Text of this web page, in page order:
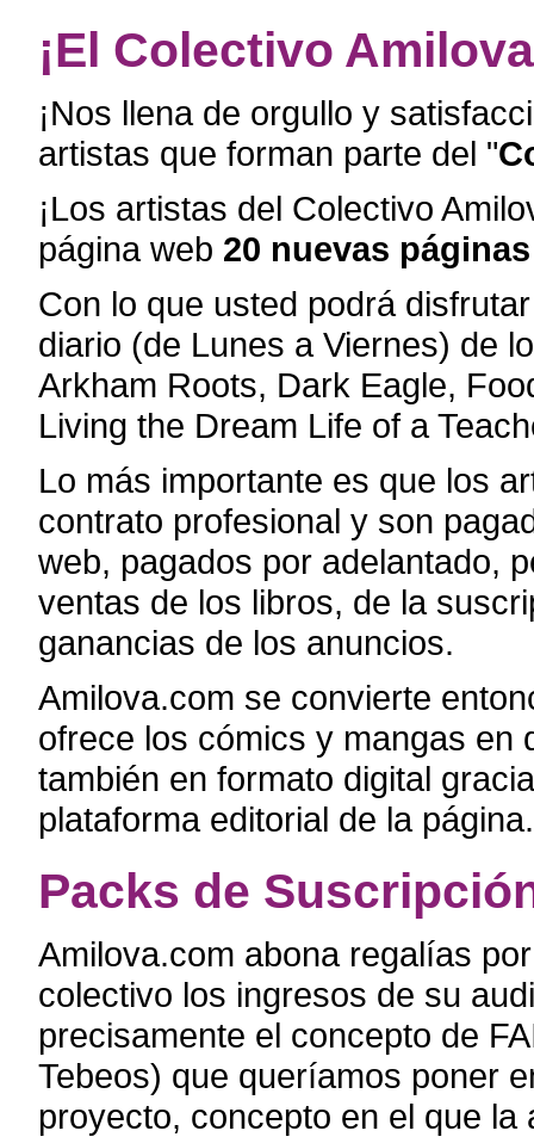
¡El Colectivo
¡Nos llena de orgullo y
artistas que forman parte del "
¡Los artistas del Colectivo
página web 20 nuevas
Con lo que usted podrá
diario (de Lunes a Viernes) de
Arkham Roots, Dark Eagle,
Living the Dream Life of a
Lo más importante es que los
contrato profesional y son
web, pagados por adelantado,
ventas de los libros, de la
ganancias de los anuncios.
Amilova.com se convierte
ofrece los cómics y mangas en
también en formato digital
plataforma editorial de la página.
Packs de
Amilova.com abona regalías
colectivo los ingresos de su
precisamente el concepto de
Tebeos) que queríamos poner
proyecto, concepto en el que